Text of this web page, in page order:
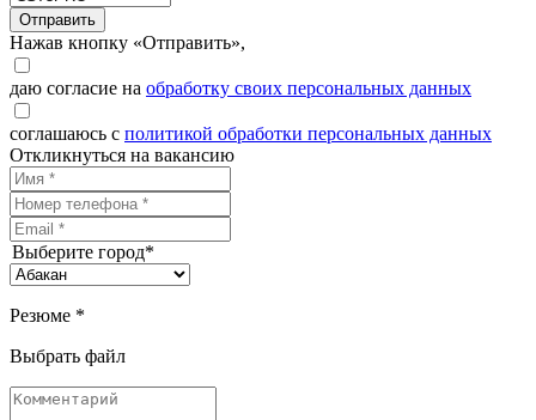
Отправить
Нажав кнопку «Отправить»,
даю согласие на обработку своих персональных данных
соглашаюсь с политикой обработки персональных данных
Откликнуться на вакансию
Выберите город*
Резюме *
Выбрать файл